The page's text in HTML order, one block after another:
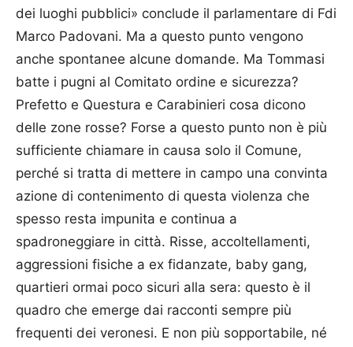
dei luoghi pubblici» conclude il parlamentare di Fdi
Marco Padovani. Ma a questo punto vengono
anche spontanee alcune domande. Ma Tommasi
batte i pugni al Comitato ordine e sicurezza?
Prefetto e Questura e Carabinieri cosa dicono
delle zone rosse? Forse a questo punto non è più
sufficiente chiamare in causa solo il Comune,
perché si tratta di mettere in campo una convinta
azione di contenimento di questa violenza che
spesso resta impunita e continua a
spadroneggiare in città. Risse, accoltellamenti,
aggressioni fisiche a ex fidanzate, baby gang,
quartieri ormai poco sicuri alla sera: questo è il
quadro che emerge dai racconti sempre più
frequenti dei veronesi. E non più sopportabile, né